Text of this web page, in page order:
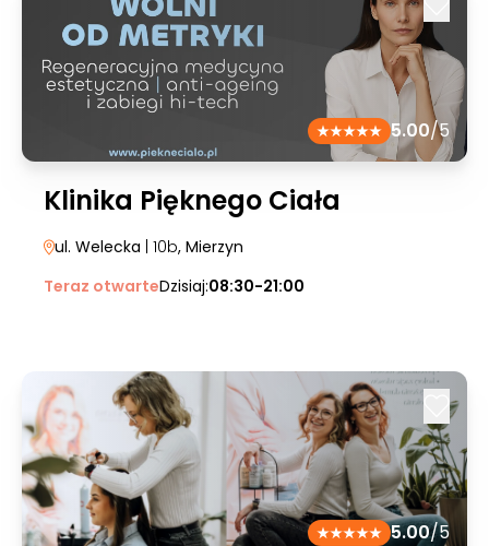
5.00/5
Klinika Pięknego Ciała
ul. Welecka | 10b, Mierzyn
Teraz otwarteDzisiaj:08:30-21:00
5.00/5